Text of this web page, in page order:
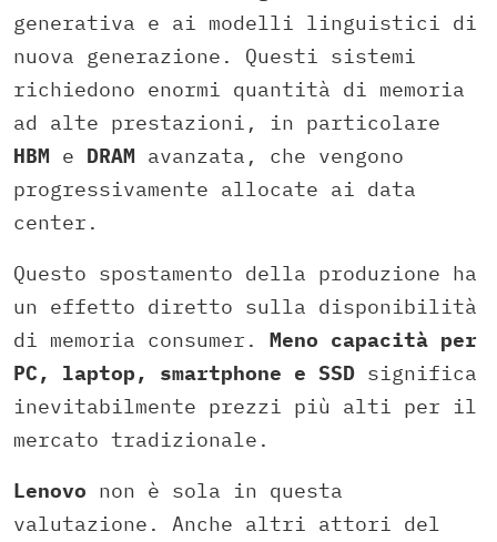
generativa e ai modelli linguistici di
nuova generazione. Questi sistemi
richiedono enormi quantità di memoria
ad alte prestazioni, in particolare
HBM e DRAM avanzata, che vengono
progressivamente allocate ai data
center.
Questo spostamento della produzione ha
un effetto diretto sulla disponibilità
di memoria consumer. Meno capacità per
PC, laptop, smartphone e SSD significa
inevitabilmente prezzi più alti per il
mercato tradizionale.
Lenovo non è sola in questa
valutazione. Anche altri attori del